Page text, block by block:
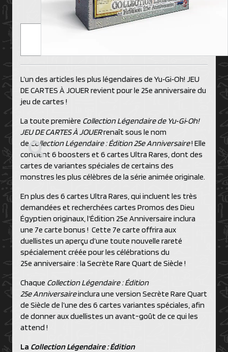
L’un des articles les plus légendaires de Yu‑Gi‑Oh! JEU
DE CARTES À JOUER revient pour le 25e anniversaire du
jeu de cartes !
La toute première Collection Légendaire de Yu‑Gi‑Oh!
JEU DE CARTES À JOUERrenaît sous le nom
de Collection Légendaire : Édition 25e Anniversaire! Elle
contient 6 boosters et 6 cartes Ultra Rares, dont des
cartes de variantes spéciales de certains des
monstres les plus célèbres de la série animée originale.
En plus des 6 cartes Ultra Rares, qui incluent les très
demandées et recherchées cartes Promos des Dieu
Égyptien originaux, l’Édition 25e Anniversaire inclura
une 7e carte bonus ! Cette 7e carte offrira aux
duellistes un aperçu d’une toute nouvelle rareté
spécialement créée pour les célébrations du
25e anniversaire : la Secrète Rare Quart de Siècle !
Chaque Collection Légendaire : Édition
25e Anniversaireinclura une version Secrète Rare Quart
de Siècle de l’une des 6 cartes variantes spéciales, afin
de donner aux duellistes un avant-goût de ce qui les
attend !
La Collection Légendaire : Édition